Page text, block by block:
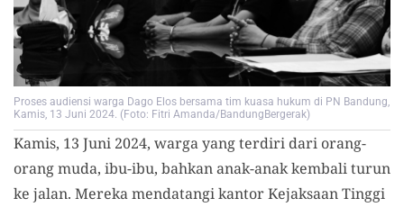
Proses audiensi warga Dago Elos bersama tim kuasa hukum di PN Bandung,
Kamis, 13 Juni 2024. (Foto: Fitri Amanda/BandungBergerak)
Kamis, 13 Juni 2024, warga yang terdiri dari orang-
orang muda, ibu-ibu, bahkan anak-anak kembali turun
ke jalan. Mereka mendatangi kantor Kejaksaan Tinggi